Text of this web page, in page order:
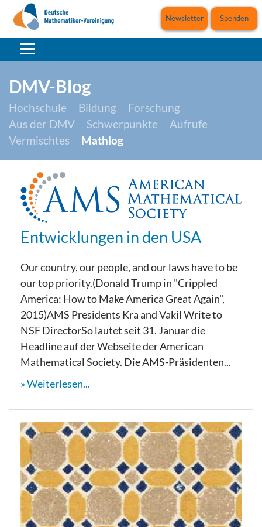
Spenden
Newsletter
DMV-Blog
Hochschule Bildung
Forschung
Aus der DMV
Schwerpunkte
Aufrufe
Vermischtes
Mathlog
Entwicklungen in den USA
Our country, our people, and our laws have to be
our top priority.(Donald Trump in "Crippled
America: How to Make America Great Again",
2015)AMS Presidents Kra and Vakil Write to
NSF DirectorSo lautet seit 31. Januar die
Headline auf der Webseite der American
Mathematical Society. Die AMS-Präsidenten...
Weiterlesen...